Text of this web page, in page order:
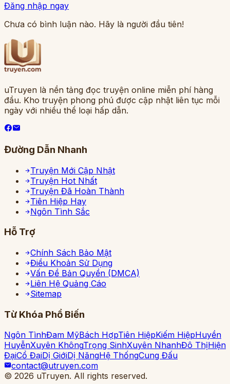
Đăng nhập ngay
Chưa có bình luận nào. Hãy là người đầu tiên!
uTruyen là nền tảng đọc truyện online miễn phí hàng
đầu. Kho truyện phong phú được cập nhật liên tục mỗi
ngày với nhiều thể loại hấp dẫn.
Đường Dẫn Nhanh
Truyện Mới Cập Nhật
Truyện Hot Nhất
Truyện Đã Hoàn Thành
Tiên Hiệp Hay
Ngôn Tình Sắc
Hỗ Trợ
Chính Sách Bảo Mật
Điều Khoản Sử Dụng
Vấn Đề Bản Quyền (DMCA)
Liên Hệ Quảng Cáo
Sitemap
Từ Khóa Phổ Biến
Ngôn TìnhĐam MỹBách HợpTiên HiệpKiếm HiệpHuyền
HuyễnXuyên KhôngTrọng SinhXuyên NhanhĐô ThịHiện
ĐạiCổ ĐạiDị GiớiDị NăngHệ ThốngCung Đấu
contact@utruyen.com
© 2026 uTruyen. All rights reserved.